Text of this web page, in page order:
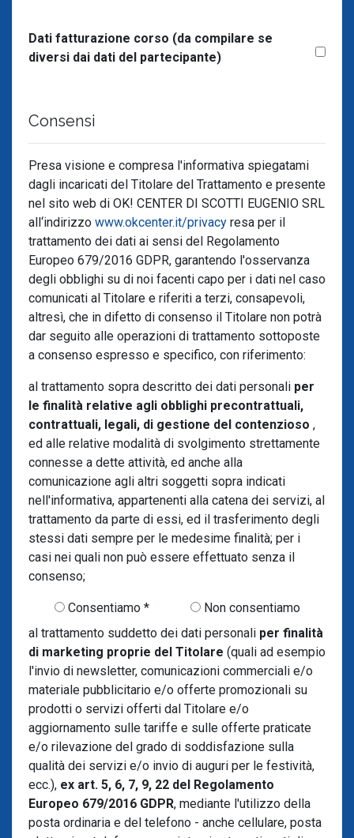
Dati fatturazione corso (da compilare se
diversi dai dati del partecipante)
Consensi
Presa visione e compresa l'informativa spiegatami
dagli incaricati del Titolare del Trattamento e presente
nel sito web di OK! CENTER DI SCOTTI EUGENIO SRL
all‘indirizzo www.okcenter.it/privacy resa per il
trattamento dei dati ai sensi del Regolamento
Europeo 679/2016 GDPR, garantendo l'osservanza
degli obblighi su di noi facenti capo per i dati nel caso
comunicati al Titolare e riferiti a terzi, consapevoli,
altresì, che in difetto di consenso il Titolare non potrà
dar seguito alle operazioni di trattamento sottoposte
a consenso espresso e specifico, con riferimento:
al trattamento sopra descritto dei dati personali per
le finalità relative agli obblighi precontrattuali,
contrattuali, legali, di gestione del contenzioso ,
ed alle relative modalità di svolgimento strettamente
connesse a dette attività, ed anche alla
comunicazione agli altri soggetti sopra indicati
nell'informativa, appartenenti alla catena dei servizi, al
trattamento da parte di essi, ed il trasferimento degli
stessi dati sempre per le medesime finalità; per i
casi nei quali non può essere effettuato senza il
consenso;
Consentiamo *
Non consentiamo
al trattamento suddetto dei dati personali per finalità
di marketing proprie del Titolare (quali ad esempio
l'invio di newsletter, comunicazioni commerciali e/o
materiale pubblicitario e/o offerte promozionali su
prodotti o servizi offerti dal Titolare e/o
aggiornamento sulle tariffe e sulle offerte praticate
e/o rilevazione del grado di soddisfazione sulla
qualità dei servizi e/o invio di auguri per le festività,
ecc.), ex art. 5, 6, 7, 9, 22 del Regolamento
Europeo 679/2016 GDPR, mediante l'utilizzo della
posta ordinaria e del telefono - anche cellulare, posta